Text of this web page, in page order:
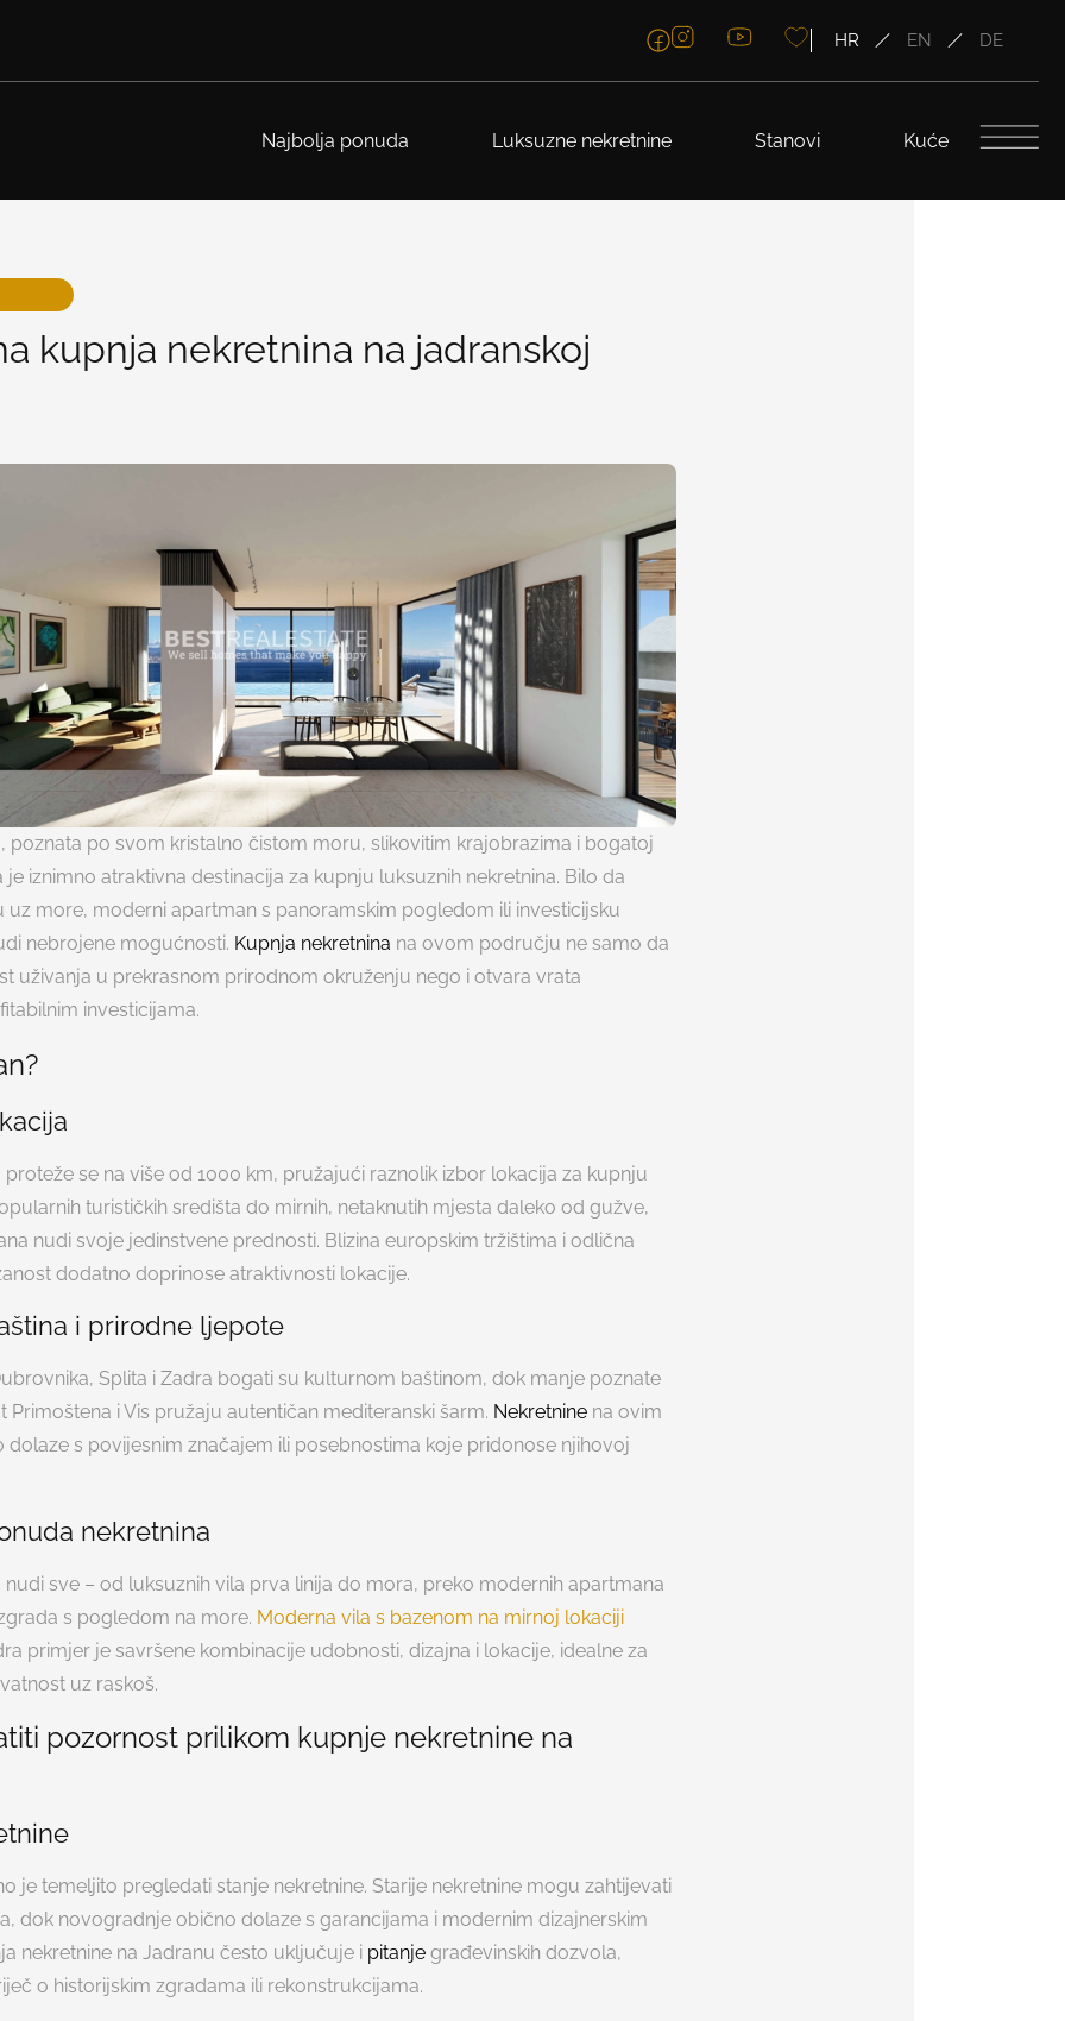
HR EN DE
Najbolja ponuda Luksuzne nekretnine Stanovi Kuće
kupnja nekretnina na jadranskoj
poznata po svom kristalno čistom moru, slikovitim krajobrazima i bogatoj
iznimno atraktivna destinacija za kupnju luksuznih nekretnina. Bilo da
uz more, moderni apartman s panoramskim pogledom ili investicijsku
nebrojene mogućnosti. Kupnja nekretnina na ovom području ne samo da
uživanja u prekrasnom prirodnom okruženju nego i otvara vrata
investicijama.
se na više od 1000 km, pružajući raznolik izbor lokacija za kupnju
turističkih središta do mirnih, netaknutih mjesta daleko od gužve,
nudi svoje jedinstvene prednosti. Blizina europskim tržištima i odlična
dodatno doprinose atraktivnosti lokacije.
i prirodne ljepote
Splita i Zadra bogati su kulturnom baštinom, dok manje poznate
Primoštena i Vis pružaju autentičan mediteranski šarm. Nekretnine na ovim
dolaze s povijesnim značajem ili posebnostima koje pridonose njihovoj
nekretnina
sve – od luksuznih vila prva linija do mora, preko modernih apartmana
s pogledom na more. Moderna vila s bazenom na mirnoj lokaciji
primjer je savršene kombinacije udobnosti, dizajna i lokacije, idealne za
uz raskoš.
pozornost prilikom kupnje nekretnine na
je temeljito pregledati stanje nekretnine. Starije nekretnine mogu zahtijevati
dok novogradnje obično dolaze s garancijama i modernim dizajnerskim
nekretnine na Jadranu često uključuje i pitanje građevinskih dozvola,
o historijskim zgradama ili rekonstrukcijama.